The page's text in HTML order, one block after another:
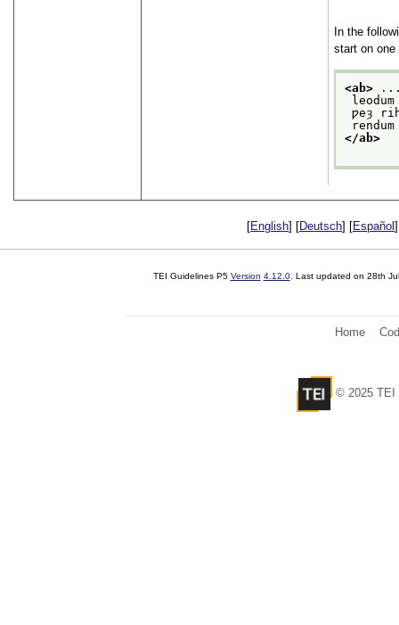
In the
start on
<ab>
ƿeȝ
</ab>
[English] [Deutsch] [Español
TEI Guidelines P5 Version 4.12.0. Last updated on 28th
Home
© 2025